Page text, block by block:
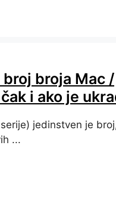
broja Mac /
i ako je
jedinstven je
...